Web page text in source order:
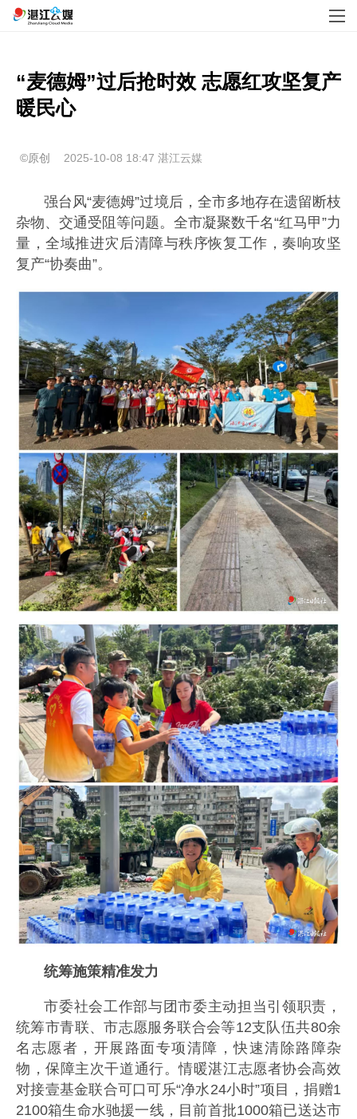
“麦德姆”过后抢时效 志愿红攻坚复产
暖民心
©原创 2025-10-08 18:47 湛江云媒
强台风“麦德姆”过境后，全市多地存在遗留断枝
杂物、交通受阻等问题。全市凝聚数千名“红马甲”力
量，全域推进灾后清障与秩序恢复工作，奏响攻坚
复产“协奏曲”。
统筹施策精准发力
市委社会工作部与团市委主动担当引领职责，
统筹市青联、市志愿服务联合会等12支队伍共80余
名志愿者，开展路面专项清障，快速清除路障杂
物，保障主次干道通行。情暖湛江志愿者协会高效
对接壹基金联合可口可乐“净水24小时”项目，捐赠1
2100箱生命水驰援一线，目前首批1000箱已送达市